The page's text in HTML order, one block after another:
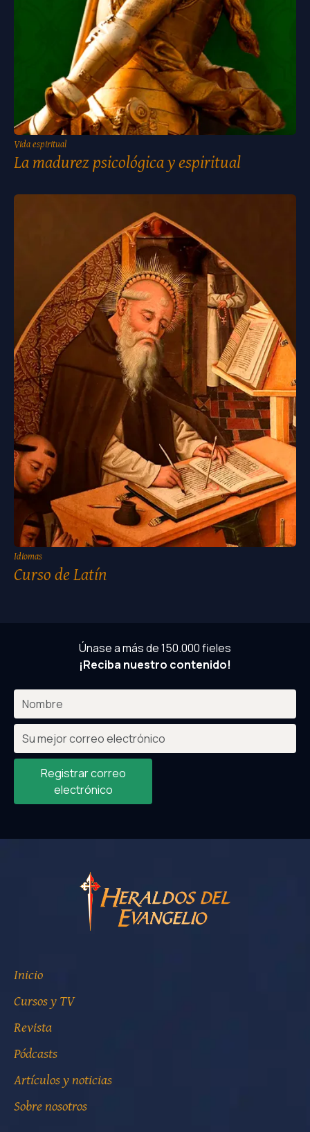
Vida espiritual
La madurez psicológica y espiritual
Idiomas
Curso de Latín
Únase a más de 150.000 fieles
¡Reciba nuestro contenido!
Registrar correo
electrónico
Inicio
Cursos y TV
Revista
Pódcasts
Artículos y noticias
Sobre nosotros